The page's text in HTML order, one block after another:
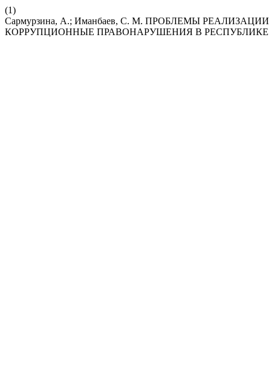
(1)
Сармурзина, А.; Иманбаев, С. М. ПРОБЛЕМЫ
КОРРУПЦИОННЫЕ ПРАВОНАРУШЕНИЯ В